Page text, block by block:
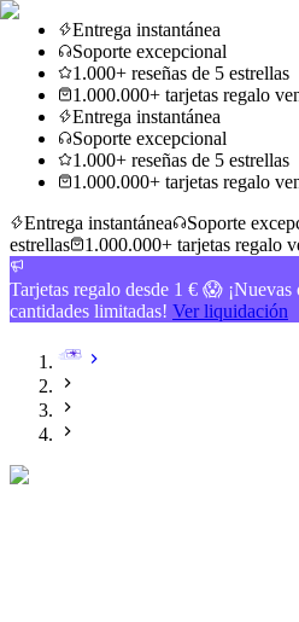
Entrega instantánea
Soporte excepcional
1.000+ reseñas de 5 estrellas
1.000.000+ tarjetas regalo
Entrega instantánea
Soporte excepcional
1.000+ reseñas de 5 estrellas
1.000.000+ tarjetas regalo
Entrega instantánea
Soporte
estrellas
1.000.000+ tarjetas regalo
Tarjetas regalo desde 1 € 😱
cantidades limitadas! Ver liquidación